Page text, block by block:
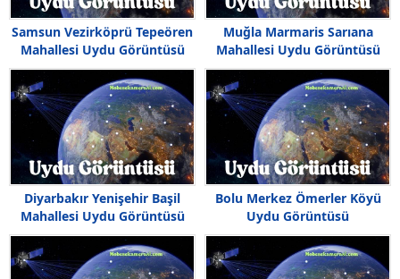
Samsun Vezirköprü Tepeören
Mahallesi Uydu Görüntüsü
Muğla Marmaris Sarıana
Mahallesi Uydu Görüntüsü
Diyarbakır Yenişehir Başil
Mahallesi Uydu Görüntüsü
Haritası
Bolu Merkez Ömerler Köyü
Uydu Görüntüsü